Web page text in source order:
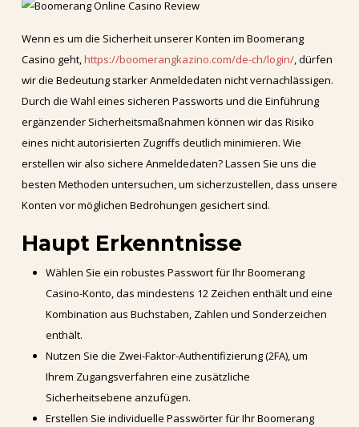
Wenn es um die Sicherheit unserer Konten im Boomerang
Casino geht,https://boomerangkazino.com/de-ch/login/, dürfen
wir die Bedeutung starker Anmeldedaten nicht vernachlässigen.
Durch die Wahl eines sicheren Passworts und die Einführung
ergänzender Sicherheitsmaßnahmen können wir das Risiko
eines nicht autorisierten Zugriffs deutlich minimieren. Wie
erstellen wir also sichere Anmeldedaten? Lassen Sie uns die
besten Methoden untersuchen, um sicherzustellen, dass unsere
Konten vor möglichen Bedrohungen gesichert sind.
Haupt Erkenntnisse
Wählen Sie ein robustes Passwort für Ihr Boomerang
Casino-Konto, das mindestens 12 Zeichen enthält und eine
Kombination aus Buchstaben, Zahlen und Sonderzeichen
enthält.
Nutzen Sie die Zwei-Faktor-Authentifizierung (2FA), um
Ihrem Zugangsverfahren eine zusätzliche
Sicherheitsebene anzufügen.
Erstellen Sie individuelle Passwörter für Ihr Boomerang